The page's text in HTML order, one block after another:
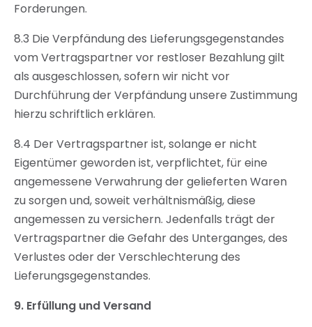
Forderungen.
8.3 Die Verpfändung des Lieferungsgegenstandes
vom Vertragspartner vor restloser Bezahlung gilt
als ausgeschlossen, sofern wir nicht vor
Durchführung der Verpfändung unsere Zustimmung
hierzu schriftlich erklären.
8.4 Der Vertragspartner ist, solange er nicht
Eigentümer geworden ist, verpflichtet, für eine
angemessene Verwahrung der gelieferten Waren
zu sorgen und, soweit verhältnismäßig, diese
angemessen zu versichern. Jedenfalls trägt der
Vertragspartner die Gefahr des Unterganges, des
Verlustes oder der Verschlechterung des
Lieferungsgegenstandes.
9. Erfüllung und Versand